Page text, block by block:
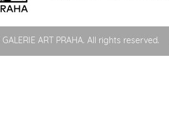
ART PRAHA. All rights reserved.